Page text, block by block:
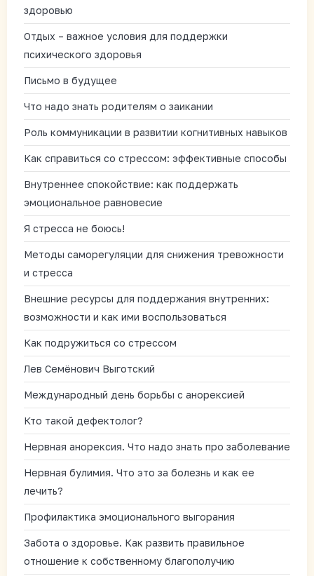
здоровью
Отдых – важное условия для поддержки
психического здоровья
Письмо в будущее
Что надо знать родителям о заикании
Роль коммуникации в развитии когнитивных навыков
Как справиться со стрессом: эффективные способы
Внутреннее спокойствие: как поддержать
эмоциональное равновесие
Я стресса не боюсь!
Методы саморегуляции для снижения тревожности
и стресса
Внешние ресурсы для поддержания внутренних:
возможности и как ими воспользоваться
Как подружиться со стрессом
Лев Семёнович Выготский
Международный день борьбы с анорексией
Кто такой дефектолог?
Нервная анорексия. Что надо знать про заболевание
Нервная булимия. Что это за болезнь и как ее
лечить?
Профилактика эмоционального выгорания
Забота о здоровье. Как развить правильное
отношение к собственному благополучию